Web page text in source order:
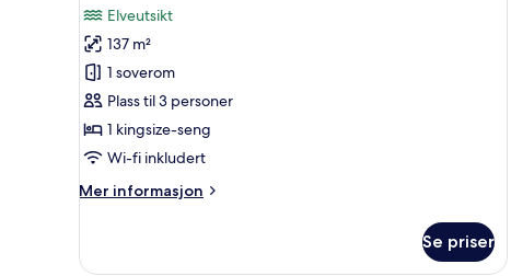
av
Rom,
1
kingsize-
seng
(Verandah)
anmeldelse)
Elveutsikt
137 m²
1 soverom
Plass til 3 personer
1 kingsize-seng
Wi-fi inkludert
Mer informasjon
Mer
1
Se priser